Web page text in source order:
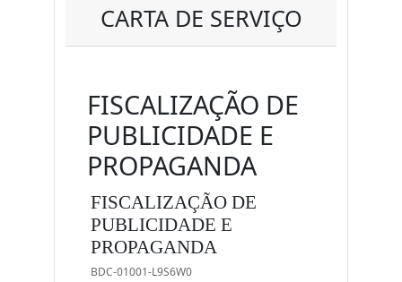
CARTA DE SERVIÇO
FISCALIZAÇÃO DE
PUBLICIDADE E
PROPAGANDA
FISCALIZAÇÃO DE
PUBLICIDADE E
PROPAGANDA
BDC-01001-L9S6W0